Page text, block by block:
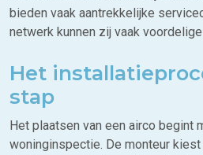
bieden vaak aantrekkelijke
netwerk kunnen zij vaak
Het
stap
Het plaatsen van een airco begint
woninginspectie. De monteur